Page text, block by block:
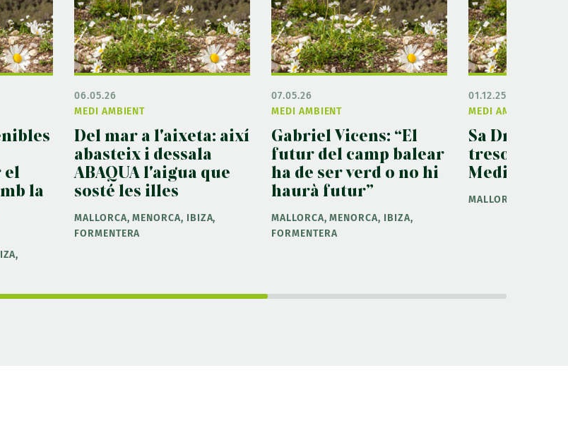
el
la
MEDI AMBIENT
06.05.26
Del mar a l'aixeta: així
abasteix i dessala
ABAQUA l'aigua que
sosté les illes
MALLORCA, MENORCA, IBIZA,
FORMENTERA
MEDI AMBIENT
07.05.26
Gabriel Vicens: “El
futur del camp balear
ha de ser verd o no hi
haurà futur”
MALLORCA, MENORCA, IBIZA,
FORMENTERA
MEDI AMBIENT
01.12.25
Sa
tresor
Mediterrani
MALLORCA